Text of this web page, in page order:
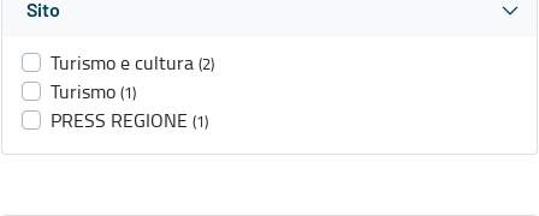
Sito
Turismo e cultura (2)
Turismo (1)
PRESS REGIONE (1)